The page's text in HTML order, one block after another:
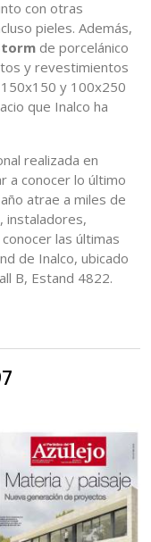
con otras
pieles. Además,
de porcelánico
y revestimientos
y 100x250
que Inalco ha
realizada en
a conocer lo último
atrae a miles de
instaladores,
las últimas
de Inalco, ubicado
B, Estand 4822.